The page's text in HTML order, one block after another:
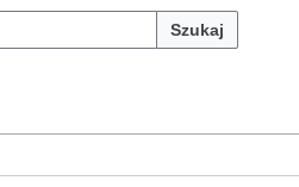
Szukaj